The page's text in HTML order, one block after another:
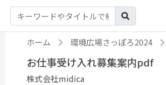
ホーム 環境広場さっぽろ2024
お仕事受け入れ募集案内pdf
株式会社midica